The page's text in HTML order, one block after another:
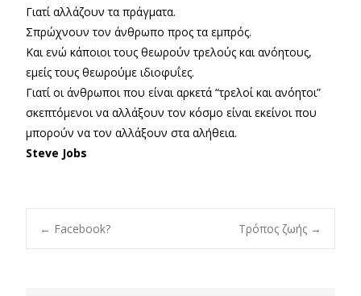
Γιατί αλλάζουν τα πράγματα.
Σπρώχνουν τον άνθρωπο προς τα εμπρός.
Και ενώ κάποιοι τους θεωρούν τρελούς και ανόητους,
εμείς τους θεωρούμε ιδιοφυΐες.
Γιατί οι άνθρωποι που είναι αρκετά “τρελοί και ανόητοι”
σκεπτόμενοι να αλλάξουν τον κόσμο είναι εκείνοι που
μπορούν να τον αλλάξουν στα αλήθεια.
Steve Jobs
Post
← Facebook? Τρόπος ζωής →